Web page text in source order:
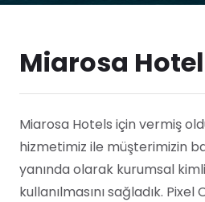
Miarosa
Miarosa Hotels için vermiş
hizmetimiz ile müşterimizin
yanında olarak kurumsal
kullanılmasını sağladık.